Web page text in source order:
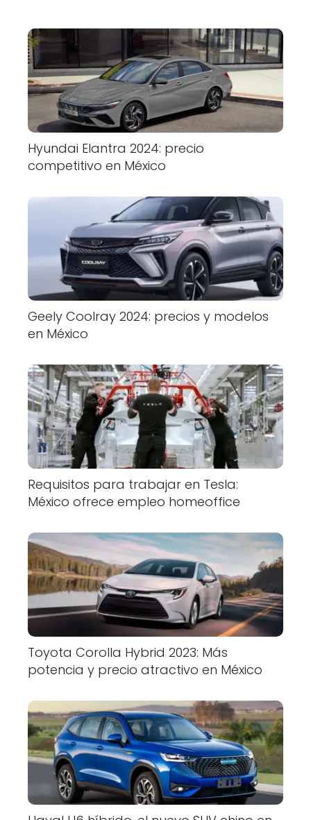
Hyundai Elantra 2024: precio
competitivo en México
Geely Coolray 2024: precios y modelos
en México
Requisitos para trabajar en Tesla:
México ofrece empleo homeoffice
Toyota Corolla Hybrid 2023: Más
potencia y precio atractivo en México